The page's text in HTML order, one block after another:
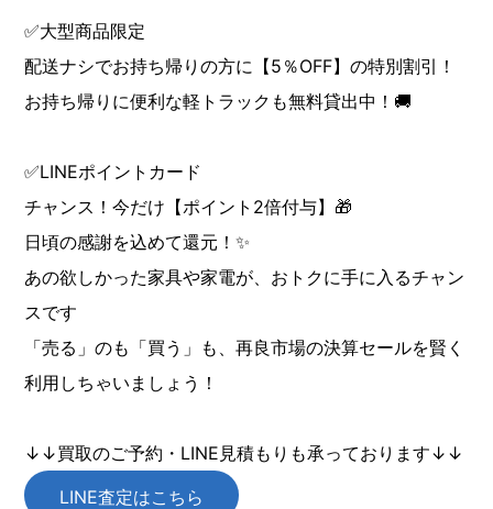
✅大型商品限定
配送ナシでお持ち帰りの方に【5％OFF】の特別割引！
お持ち帰りに便利な軽トラックも無料貸出中！🚚
✅LINEポイントカード
チャンス！今だけ【ポイント2倍付与】🎁
日頃の感謝を込めて還元！✨
あの欲しかった家具や家電が、おトクに手に入るチャン
スです
「売る」のも「買う」も、再良市場の決算セールを賢く
利用しちゃいましょう！
↓↓買取のご予約・LINE見積もりも承っております↓↓
LINE査定はこちら